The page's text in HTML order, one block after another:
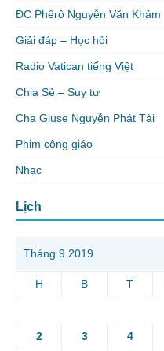
ĐC Phêrô Nguyễn Văn Khảm
Giải đáp – Học hỏi
Radio Vatican tiếng Việt
Chia Sẻ – Suy tư
Cha Giuse Nguyễn Phát Tài
Phim công giáo
Nhạc
Lịch
Tháng 9 2019
H B T
2 3 4